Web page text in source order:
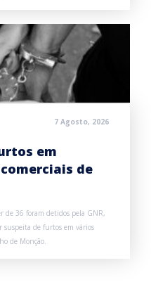
7 Agosto, 2026
em
de
de 36 foram detidos pela GNR,
suspeita de furtos em vários
de Monção.